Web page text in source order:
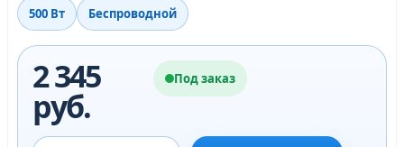
500 Вт Беспроводной
2 345
руб.
Под заказ